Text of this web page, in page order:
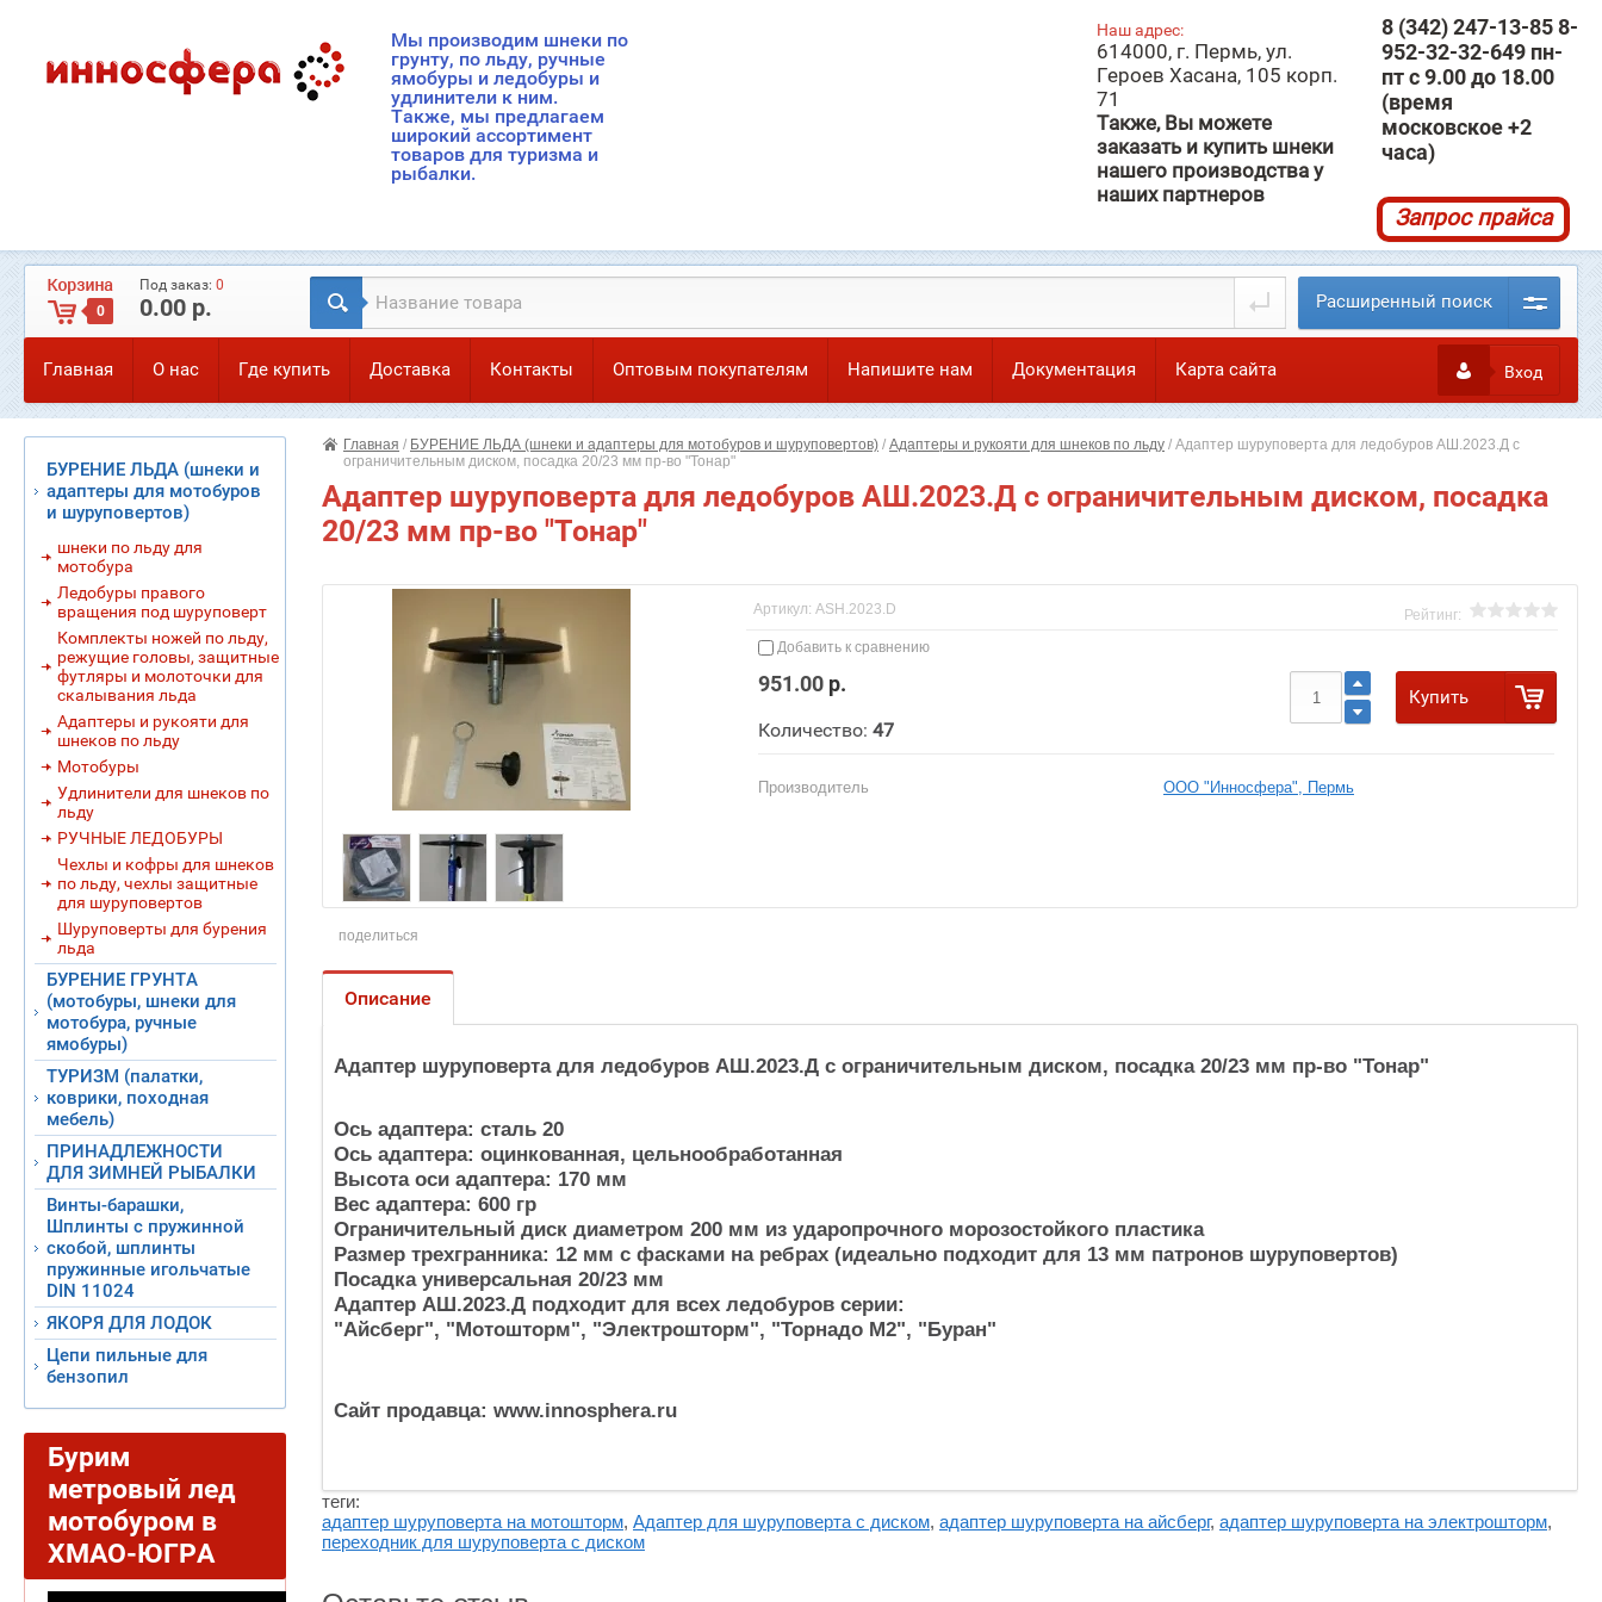
Мы производим шнеки по
грунту, по льду, ручные
ямобуры и ледобуры и
удлинители к ним.
Также, мы предлагаем
широкий ассортимент
товаров для туризма и
рыбалки.
8 (342) 247-13-85 8-
952-32-32-649 пн-
пт с 9.00 до 18.00
(время
московское +2
часа)
Запрос прайса
Наш адрес:
614000, г. Пермь, ул.
Героев Хасана, 105 корп.
71
Также, Вы можете
заказать и купить шнеки
нашего производства у
наших партнеров
0
Под заказ: 0
0.00 р. Расширенный поиск
Главная О нас Где купить Доставка Контакты Оптовым покупателям Напишите нам Документация Карта сайта Вход
Главная / БУРЕНИЕ ЛЬДА (шнеки и адаптеры для мотобуров и шуруповертов) / Адаптеры и рукояти для шнеков по льду / Адаптер шуруповерта для ледобуров АШ.2023.Д с
ограничительным диском, посадка 20/23 мм пр-во "Тонар"
Адаптер шуруповерта для ледобуров АШ.2023.Д с ограничительным диском, посадка
20/23 мм пр-во "Тонар"
Артикул: ASH.2023.D
Рейтинг:
Добавить к сравнению
951.00 р.
Купить
Количество: 47
Производитель ООО "Инносфера", Пермь
поделиться
Описание
Адаптер шуруповерта для ледобуров АШ.2023.Д с ограничительным диском, посадка 20/23 мм пр-во "Тонар"
Ось адаптера: сталь 20
Ось адаптера: оцинкованная, цельнообработанная
Высота оси адаптера: 170 мм
Вес адаптера: 600 гр
Ограничительный диск диаметром 200 мм из ударопрочного морозостойкого пластика
Размер трехгранника: 12 мм с фасками на ребрах (идеально подходит для 13 мм патронов шуруповертов)
Посадка универсальная 20/23 мм
Адаптер АШ.2023.Д подходит для всех ледобуров серии:
"Айсберг", "Мотошторм", "Электрошторм", "Торнадо М2", "Буран"
Сайт продавца: www.innosphera.ru
теги:
адаптер шуруповерта на мотошторм, Адаптер для шуруповерта с диском, адаптер шуруповерта на айсберг, адаптер шуруповерта на электрошторм,
переходник для шуруповерта с диском
БУРЕНИЕ ЛЬДА (шнеки и
адаптеры для мотобуров
и шуруповертов)
шнеки по льду для
мотобура
Ледобуры правого
вращения под шуруповерт
Комплекты ножей по льду,
режущие головы, защитные
футляры и молоточки для
скалывания льда
Адаптеры и рукояти для
шнеков по льду
Мотобуры
Удлинители для шнеков по
льду
РУЧНЫЕ ЛЕДОБУРЫ
Чехлы и кофры для шнеков
по льду, чехлы защитные
для шуруповертов
Шуруповерты для бурения
льда
БУРЕНИЕ ГРУНТА
(мотобуры, шнеки для
мотобура, ручные
ямобуры)
ТУРИЗМ (палатки,
коврики, походная
мебель)
ПРИНАДЛЕЖНОСТИ
ДЛЯ ЗИМНЕЙ РЫБАЛКИ
Винты-барашки,
Шплинты с пружинной
скобой, шплинты
пружинные игольчатые
DIN 11024
ЯКОРЯ ДЛЯ ЛОДОК
Цепи пильные для
бензопил
Бурим
метровый лед
мотобуром в
ХМАО-ЮГРА